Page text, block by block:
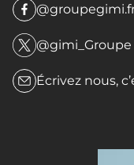
@gimi_Groupe
Écrivez nous,